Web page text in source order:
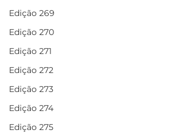
Edição 269
Edição 270
Edição 271
Edição 272
Edição 273
Edição 274
Edição 275